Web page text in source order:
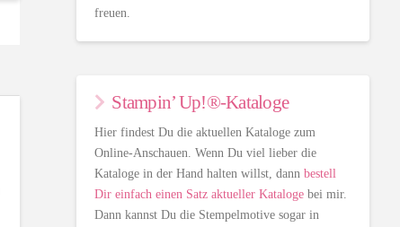
freuen.
Stampin’ Up!®-Kataloge
Hier findest Du die aktuellen Kataloge zum
Online-Anschauen. Wenn Du viel lieber die
Kataloge in der Hand halten willst, dannbestell
Dir einfach einen Satz aktueller Kataloge bei mir.
Dann kannst Du die Stempelmotive sogar in